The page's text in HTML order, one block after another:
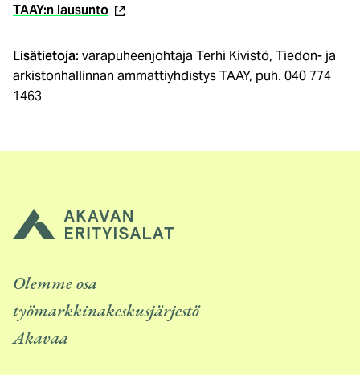
TAAY:n lausunto(ulkoinen
Lisätietoja: varapuheenjohtaja Terhi Kivistö, Tiedon- ja
arkistonhallinnan ammattiyhdistys TAAY, puh. 040 774
1463
Olemme osa
työmarkkinakeskusjärjestö
Akavaa